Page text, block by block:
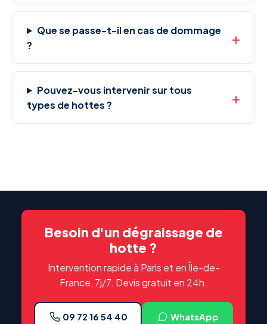
Que se passe-t-il en cas de dommage
?
Pouvez-vous intervenir sur tous
types de hottes ?
Besoin d'un dégraissage de
hotte ?
Intervention rapide à Paris et en Île-de-
France, 7j/7. Devis gratuit en 24h.
09 72 16 54 40 WhatsApp